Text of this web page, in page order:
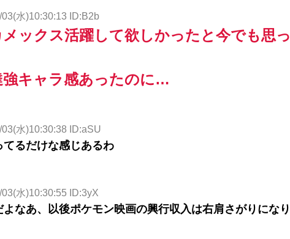
水)10:30:13 ID:B2b
ックス活躍して欲しかったと今でも思っ
強キャラ感あったのに…
水)10:30:38 ID:aSU
るだけな感じあるわ
水)10:30:55 ID:3yX
なあ、以後ポケモン映画の興行収入は右肩さがりになり